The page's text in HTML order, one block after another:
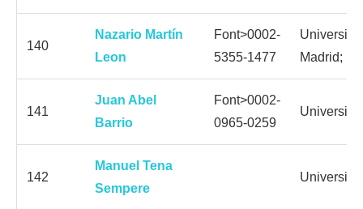
140
Nazario Martín
Leon
Font>0002-
5355-1477
Madrid;
141
Juan Abel
Barrio
Font>0002-
0965-0259
142
Manuel Tena
Sempere